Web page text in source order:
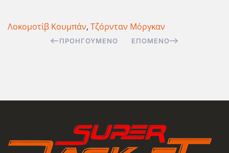
Λοκομοτίβ Κουμπάν, Τζόρνταν Μόργκαν
ΠΡΟΗΓΟΎΜΕΝΟ ΕΠΌΜΕΝΟ